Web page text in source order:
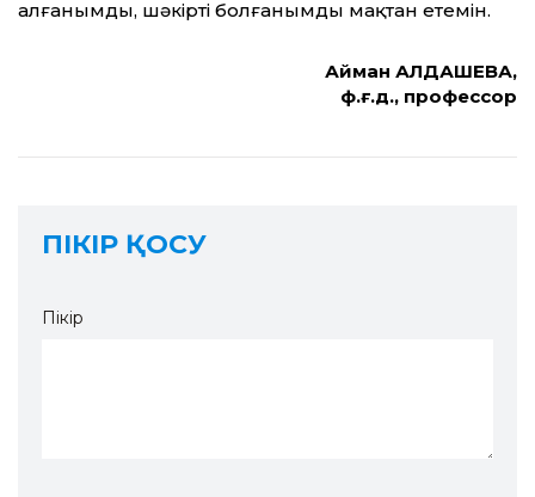
алғанымды, шәкірті болғанымды мақтан етемін.
Айман АЛДАШЕВА,
ф.ғ.д., профессор
ПІКІР ҚОСУ
Пікір